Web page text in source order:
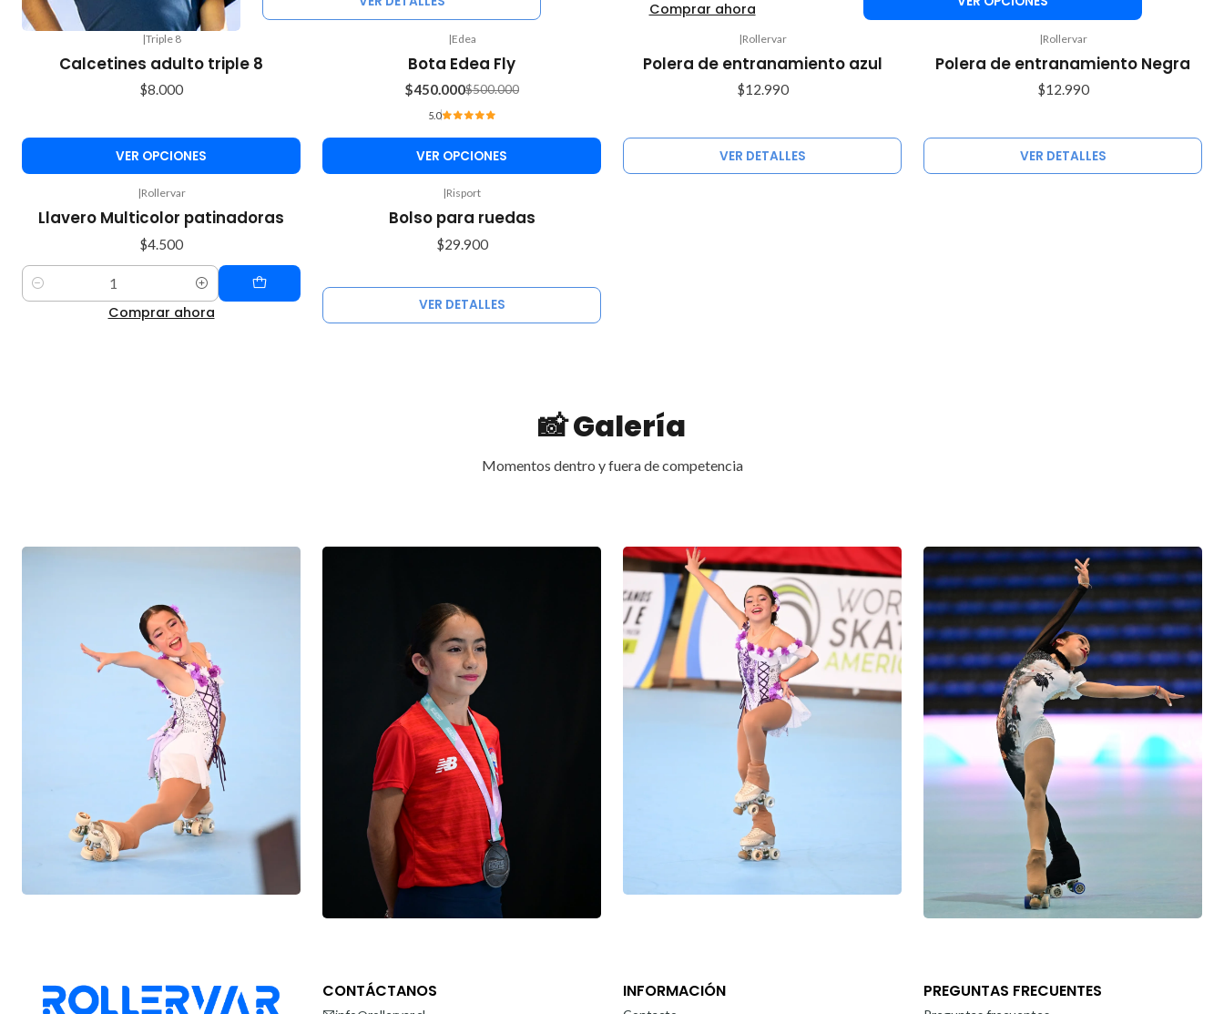
Comprar ahora
|Triple 8
Calcetines adulto triple 8
$8.000
VER OPCIONES
|Edea
Bota Edea Fly
$450.000$500.000
5.0
VER OPCIONES
|Rollervar
Polera de entranamiento azul
$12.990
VER DETALLES
|Rollervar
Polera de entranamiento Negra
$12.990
VER DETALLES
|Rollervar
Llavero Multicolor patinadoras
$4.500
Cantidad
Comprar ahora
|Risport
Bolso para ruedas
$29.900
VER DETALLES
📸 Galería
Momentos dentro y fuera de competencia
CONTÁCTANOS INFORMACIÓN PREGUNTAS FRECUENTES